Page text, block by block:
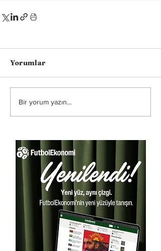
Yorumlar
Bir yorum yazın...